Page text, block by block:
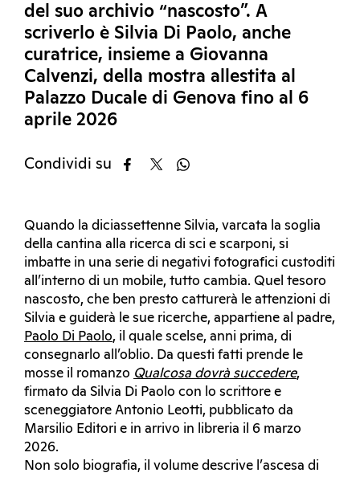
del suo archivio “nascosto”. A
scriverlo è Silvia Di Paolo, anche
curatrice, insieme a Giovanna
Calvenzi, della mostra allestita al
Palazzo Ducale di Genova fino al 6
aprile 2026
Condividi su
Quando la diciassettenne Silvia, varcata la soglia
della cantina alla ricerca di sci e scarponi, si
imbatte in una serie di negativi fotografici custoditi
all’interno di un mobile, tutto cambia. Quel tesoro
nascosto, che ben presto catturerà le attenzioni di
Silvia e guiderà le sue ricerche, appartiene al padre,
Paolo Di Paolo, il quale scelse, anni prima, di
consegnarlo all’oblio. Da questi fatti prende le
mosse il romanzo Qualcosa dovrà succedere,
firmato da Silvia Di Paolo con lo scrittore e
sceneggiatore Antonio Leotti, pubblicato da
Marsilio Editori e in arrivo in libreria il 6 marzo
2026.
Non solo biografia, il volume descrive l’ascesa di